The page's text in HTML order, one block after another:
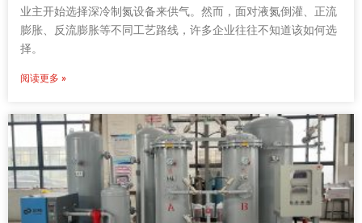
业主开始选择深冷制氮设备来供气。然而，面对液氮倒灌、正流
膨胀、反流膨胀等不同工艺路线，许多企业往往不知道该如何选
择。
阅读更多 »